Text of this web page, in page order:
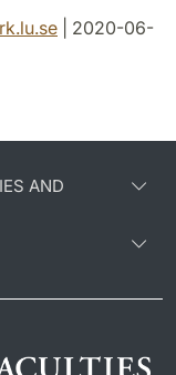
.se | 2020-06-
AND